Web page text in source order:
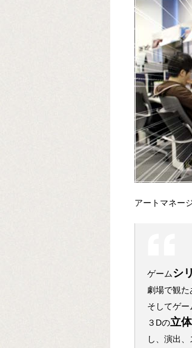
アートマネー
ゲームシ
劇場で観た
そしてゲー
３Dの立
し、演出